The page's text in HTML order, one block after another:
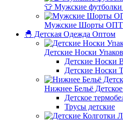
👕 Мужские
Мужские Шорты ОПТ
🐣 Детская Одежда Оптом
Детские Носки
Детские Носки
Детские Носки
Нижнее Бельё
Детское
Трусы детские